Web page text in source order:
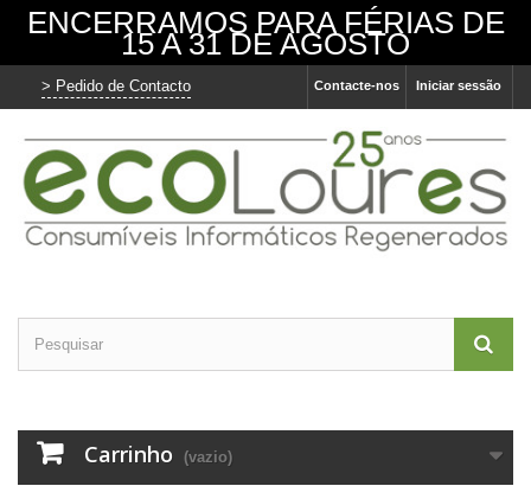
O nosso site usa cookies
Utilizamos cookies e outras tecnologias de
medição para melhorar a sua experiência de
navegação no nosso site, de forma a
mostrar conteúdo personalizado, anúncios
Alterar as minhas preferências
ENCERRAMOS PARA FÉRIAS DE
15 A 31 DE AGOSTO
Iniciar sessão
Contacte-nos
> Pedido de Contacto
Carrinho (vazio)